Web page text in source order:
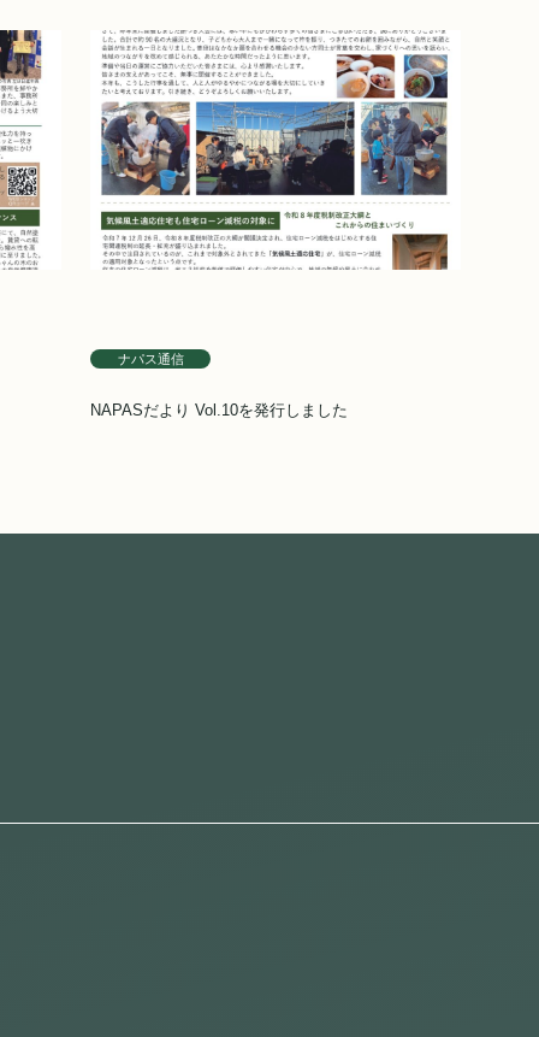
ナパス通信
NAPASだより Vol.10を発行しました